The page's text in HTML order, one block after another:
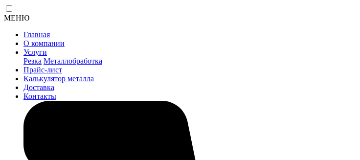
МЕНЮ
Главная
О компании
Услуги
Резка Металлобработка
Прайс-лист
Калькулятор металла
Доставка
Контакты